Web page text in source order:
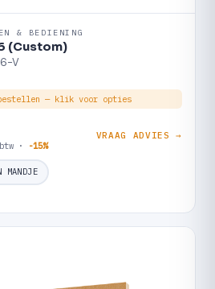
& BEDIENING
(Custom)
V
— klik voor opties
· -15%
VRAAG ADVIES →